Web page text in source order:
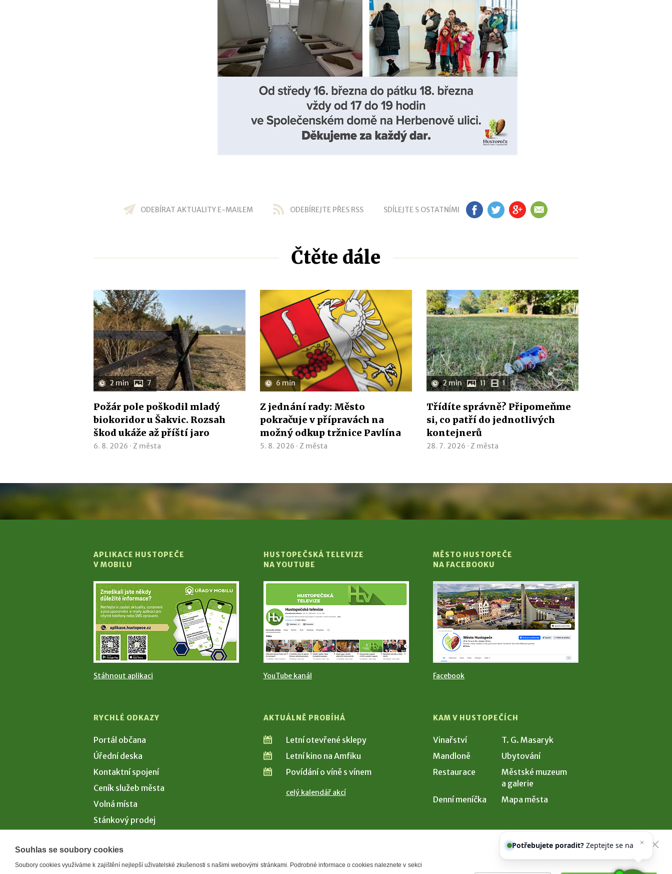
ODEBÍRAT AKTUALITY E-MAILEM ODEBÍREJTE PŘES RSS SDÍLEJTE S OSTATNÍMI FB TW GP EM
Čtěte dále
2 min 7
Požár pole poškodil mladý
biokoridor u Šakvic. Rozsah
škod ukáže až příští jaro
6. 8. 2026 · Z města
6 min
Z jednání rady: Město
pokračuje v přípravách na
možný odkup tržnice Pavlína
5. 8. 2026 ·Z města
2 min 11 1
Třídíte správně? Připomeňme
si, co patří do jednotlivých
kontejnerů
28. 7. 2026 ·Z města
APLIKACE HUSTOPEČE
V MOBILU
Stáhnout aplikaci
HUSTOPEČSKÁ TELEVIZE
NA YOUTUBE
YouTube kanál
MĚSTO HUSTOPEČE
NA FACEBOOKU
Facebook
RYCHLÉ ODKAZY
Portál občana
Úřední deska
Kontaktní spojení
Ceník služeb města
Volná místa
Stánkový prodej
AKTUÁLNĚ PROBÍHÁ
Letní otevřené sklepy
Letní kino na Amfiku
Povídání o víně s vínem
celý kalendář akcí
KAM V HUSTOPEČÍCH
Vinařství
T. G. Masaryk
Mandloně
Ubytování
Restaurace
Městské muzeum
a galerie
Denní meníčka
Mapa města
Souhlas se soubory cookies
Soubory cookies využíváme k zajištění nejlepší uživatelské zkušenosti s našimi webovými stránkami. Podrobné informace o cookies naleznete v sekci
našeho asistentaChettyho.